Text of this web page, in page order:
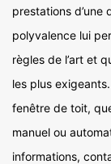
prestations d’une
polyvalence lui
règles de l’art et
les plus
fenêtre de toit,
manuel ou
informations,